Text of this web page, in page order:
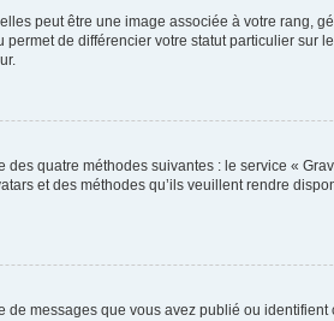
peut être une image associée à votre rang,
de différencier votre statut particulier sur
quatre méthodes suivantes : le service «
et des méthodes qu’ils veuillent rendre
messages que vous avez publié ou